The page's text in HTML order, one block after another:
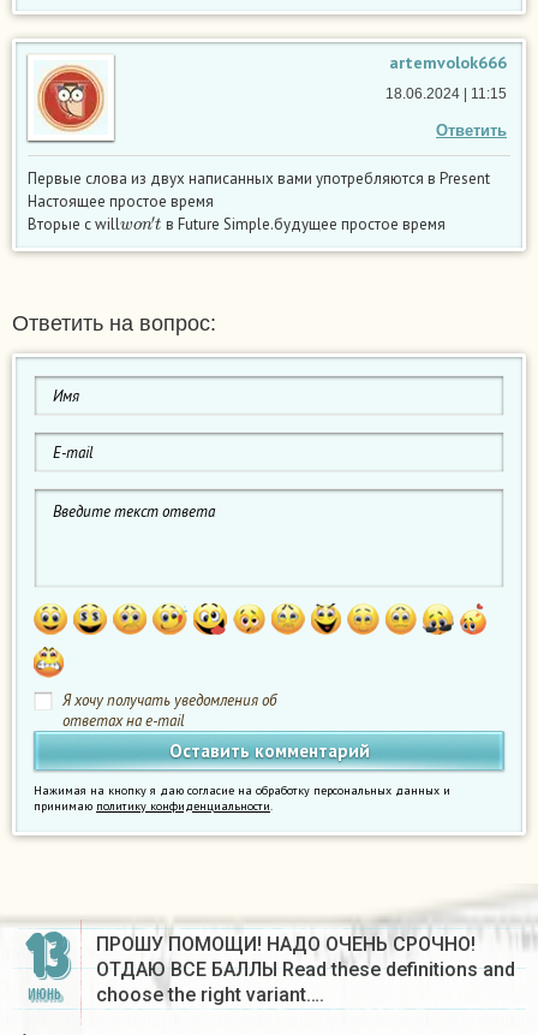
artemvolok666
Ответить
18.06.2024 | 11:15
Первые слова из двух написанных вами употребляются в Present
Настоящее простое время
Вторые с will
won′t
в Future Simple.будущее простое время
Ответить на вопрос:
Я хочу получать уведомления об
ответах на e-mail
Нажимая на кнопку я даю согласие на обработку персональных данных и
принимаю политику конфиденциальности.
13
ИЮНЬ
ПРОШУ ПОМОЩИ! НАДО ОЧЕНЬ СРОЧНО!
ОТДАЮ ВСЕ БАЛЛЫ Read these definitions and
choose the right variant….